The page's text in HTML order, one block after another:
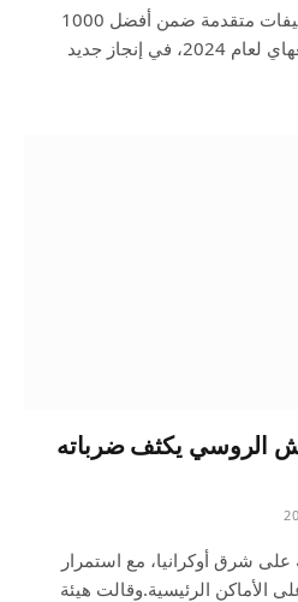
حقّقت 12 جامعة سعودية تصنيفات متقدمة ضمن أفضل 1000
جامعة عالمية في تصنيف شنغهاي لعام 2024، في إنجاز جديد
الروسي يكثف ضرباته
شرق أوكرانيا، مع استمرار
الرئيسية.وقالت هيئة